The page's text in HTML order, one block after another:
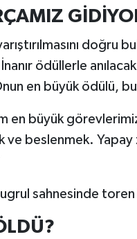
doğru
ödüllerle
en büyük ödülü,
en büyük
ve beslenmek.